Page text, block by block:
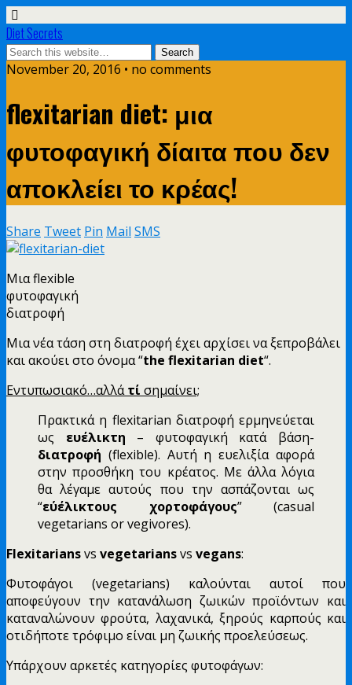
Diet Secrets
November 20, 2016 • no comments
flexitarian diet: μια
φυτοφαγική δίαιτα που δεν
αποκλείει το κρέας!
Share Tweet Pin Mail SMS
Μια flexible
φυτοφαγική
διατροφή
Μια νέα τάση στη διατροφή έχει αρχίσει να ξεπροβάλει
και ακούει στο όνομα “the flexitarian diet“.
Εντυπωσιακό…αλλάτί σημαίνει;
Πρακτικά η flexitarian διατροφή ερμηνεύεται
ως ευέλικτη – φυτοφαγική κατά βάση-
διατροφή (flexible). Αυτή η ευελιξία αφορά
στην προσθήκη του κρέατος. Με άλλα λόγια
θα λέγαμε αυτούς που την ασπάζονται ως
“εύέλικτους χορτοφάγους” (casual
vegetarians or vegivores).
Flexitariansvs vegetariansvs vegans:
Φυτοφάγοι (vegetarians) καλούνται αυτοί που
αποφεύγουν την κατανάλωση ζωικών προϊόντων και
καταναλώνουν φρούτα, λαχανικά, ξηρούς καρπούς και
οτιδήποτε τρόφιμο είναι μη ζωικής προελεύσεως.
Υπάρχουν αρκετές κατηγορίες φυτοφάγων: